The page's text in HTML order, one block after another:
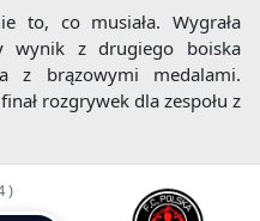
to, co musiała. Wygrała
wynik z drugiego boiska
z brązowymi medalami.
rozgrywek dla zespołu z
)